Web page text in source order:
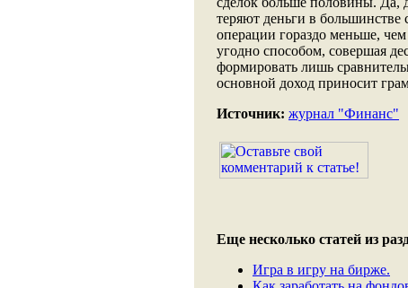
теряют деньги в большинстве
операции гораздо меньше,
угодно способом, совершая
формировать лишь
основной доход приносит
Источник: журнал "Финанс"
Еще несколько статей из
Игра в игру на бирже.